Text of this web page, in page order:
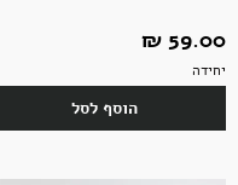
59.00 ‏₪
יחידה
הוסף לסל